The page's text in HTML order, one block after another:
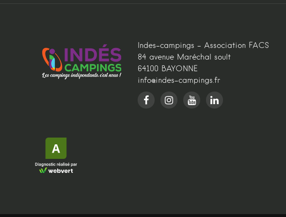
Indes-campings - Association FACS
84 avenue Maréchal soult
64100 BAYONNE
info@indes-campings.fr